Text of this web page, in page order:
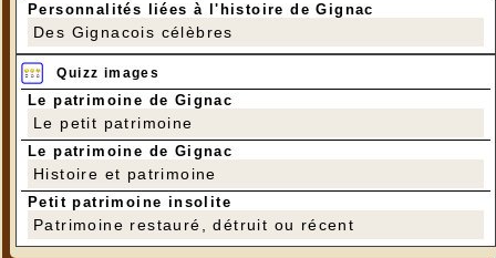
Personnalités liées à l'histoire de Gignac
Des Gignacois célèbres
Quizz images
Le patrimoine de Gignac
Le petit patrimoine
Le patrimoine de Gignac
Histoire et patrimoine
Petit patrimoine insolite
Patrimoine restauré, détruit ou récent